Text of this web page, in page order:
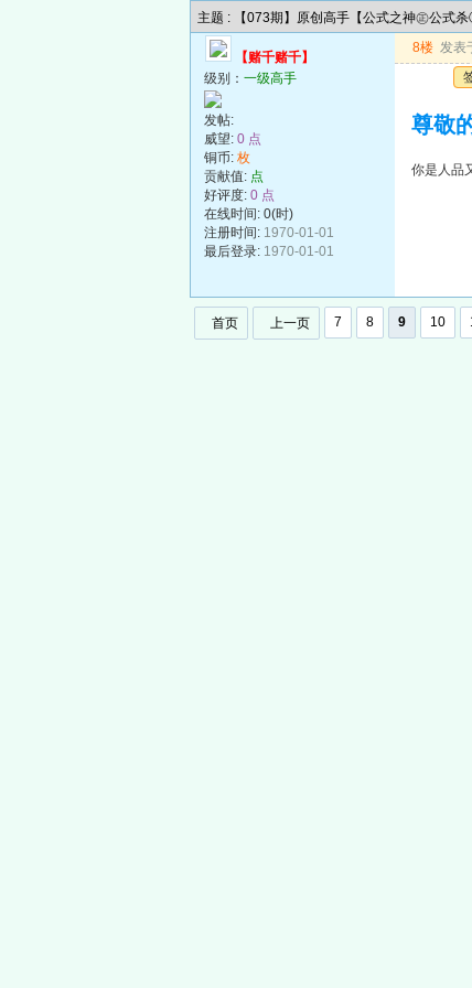
主题 : 【073期】原创高手【公式之神㊣公式
【赌千赌千】
级别： 一级高手
发帖:
威望: 0 点
铜币: 枚
贡献值: 点
好评度: 0 点
在线时间: 0(时)
注册时间: 1970-01-01
最后登录: 1970-01-01
8楼 发表
尊敬
你是人品
首页 上一页 7 8 9 10